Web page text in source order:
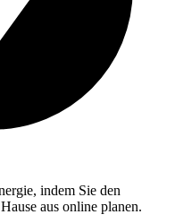
indem Sie den
aus online planen.